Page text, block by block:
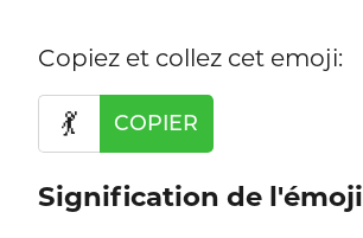
Copiez et collez cet emoji:
💃 COPIER
Signification de l'émoji